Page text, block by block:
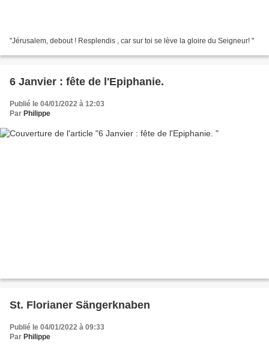
"Jérusalem, debout ! Resplendis , car sur toi se lève la gloire du Seigneur! "
6 Janvier : fête de l'Epiphanie.
Publié le 04/01/2022 à 12:03
Par Philippe
St. Florianer Sängerknaben
Publié le 04/01/2022 à 09:33
Par Philippe